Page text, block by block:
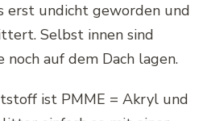
erst undicht geworden und
Selbst innen sind
noch auf dem Dach lagen.
ist PMME = Akryl und